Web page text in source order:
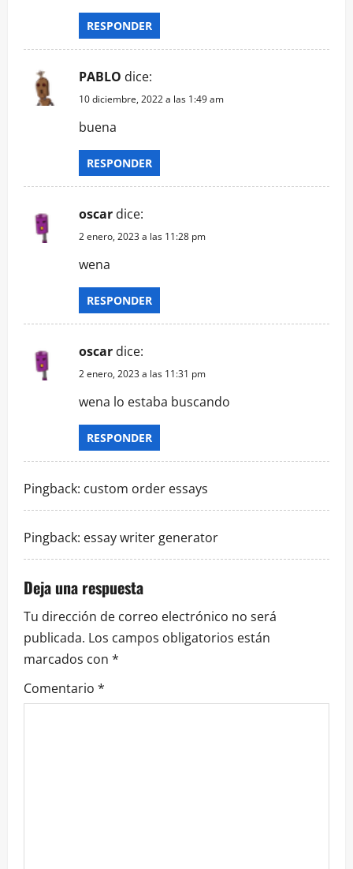
RESPONDER
PABLO dice:
10 diciembre, 2022 a las 1:49 am
buena
RESPONDER
oscar dice:
2 enero, 2023 a las 11:28 pm
wena
RESPONDER
oscar dice:
2 enero, 2023 a las 11:31 pm
wena lo estaba buscando
RESPONDER
Pingback: custom order essays
Pingback: essay writer generator
Deja una respuesta
Tu dirección de correo electrónico no será
publicada. Los campos obligatorios están
marcados con *
Comentario *